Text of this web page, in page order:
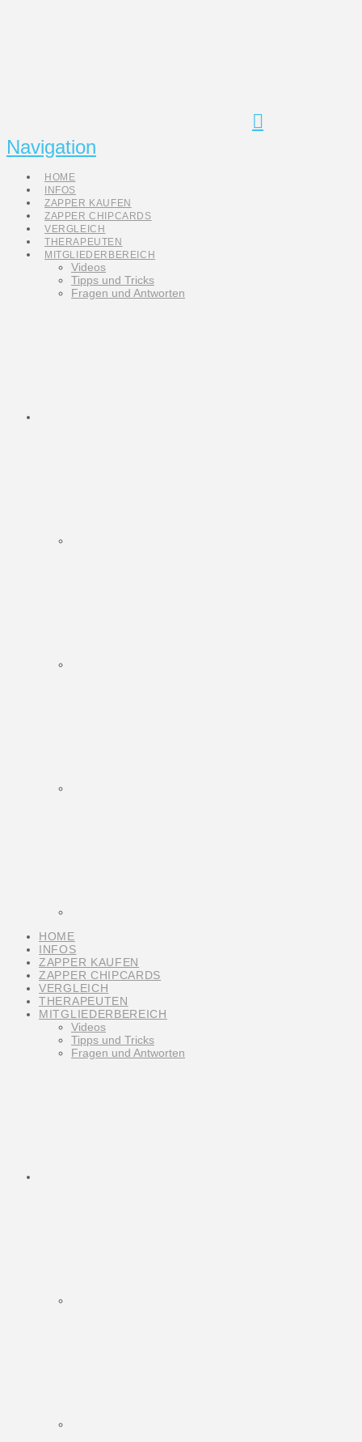
Navigation
HOME
INFOS
ZAPPER KAUFEN
ZAPPER CHIPCARDS
VERGLEICH
THERAPEUTEN
MITGLIEDERBEREICH
Videos
Tipps und Tricks
Fragen und Antworten
HOME
INFOS
ZAPPER KAUFEN
ZAPPER CHIPCARDS
VERGLEICH
THERAPEUTEN
MITGLIEDERBEREICH
Videos
Tipps und Tricks
Fragen und Antworten